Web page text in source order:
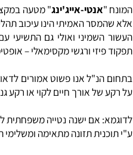
תלוי בגורמים רבים, כגון:
אייג'ינג " מטעה במקצת ואין
האמיתי הינו עיכוב תהליכי
ואולי גם התשיעי עם
ורגשי מקסימאלי – אופטימאלי !
אנו פשוט אמורים לדאוג